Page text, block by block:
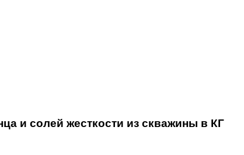
и солей жесткости из скважины в КГ